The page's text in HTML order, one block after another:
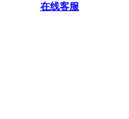
在线客服